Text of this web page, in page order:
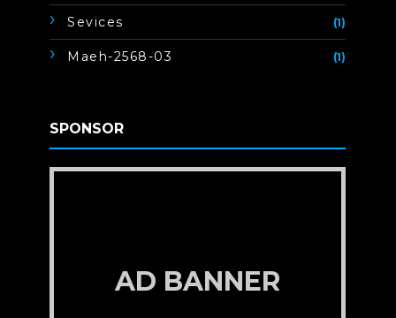
Sevices (1)
Maeh-2568-03 (1)
SPONSOR
AD BANNER